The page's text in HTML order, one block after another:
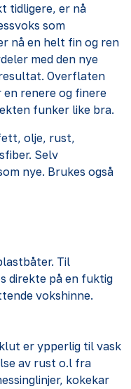
tidligere, er nå
som
nå en helt fin og ren
med den nye
Overflaten
renere og finere
funker like bra.
olje, rust,
Selv
nye. Brukes også
Til
direkte på en fuktig
vokshinne.
er ypperlig til vask
av rust o.l fra
kokekar